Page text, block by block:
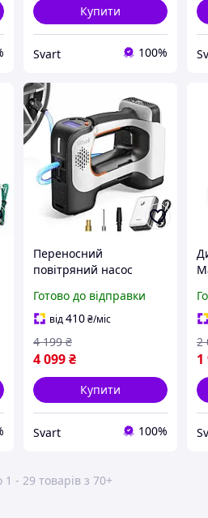
Купити
Svart 100%
Переносний
повітряний насос
павербанку Litheli
20000mAh /Svart/ -
stunning-products-for-
life-
Готово до відправки
від410₴/міс
4 099₴
4 199 ₴
Купити
Svart 100%
1
2
1 - 29 товарів з 70+